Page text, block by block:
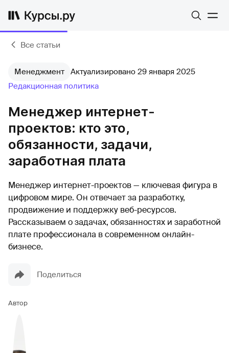
Все статьи
Менеджмент Актуализировано 29 января 2025
Редакционная политика
Менеджер интернет-
проектов: кто это,
обязанности, задачи,
заработная плата
Менеджер интернет-проектов — ключевая фигура в
цифровом мире. Он отвечает за разработку,
продвижение и поддержку веб-ресурсов.
Рассказываем о задачах, обязанностях и заработной
плате профессионала в современном онлайн-
бизнесе.
Поделиться
Автор